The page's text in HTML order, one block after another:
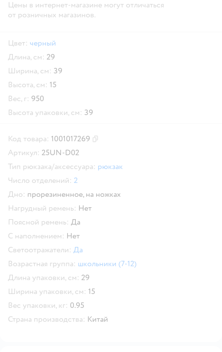
Цены в интернет-магазине могут отличаться
от розничных магазинов.
Цвет: черный
Длина, см: 29
Ширина, см: 39
Высота, см: 15
Вес, г: 950
Высота упаковки, см: 39
Код товара: 1001017269
Артикул: 25UN-D02
Тип рюкзака/аксессуара: рюкзак
Число отделений: 2
Дно: прорезиненное, на ножках
Нагрудный ремень: Нет
Поясной ремень: Да
С наполнением: Нет
Светоотражатели: Да
Возрастная группа: школьники (7-12)
Длина упаковки, см: 29
Ширина упаковки, см: 15
Вес упаковки, кг: 0.95
Страна производства: Китай